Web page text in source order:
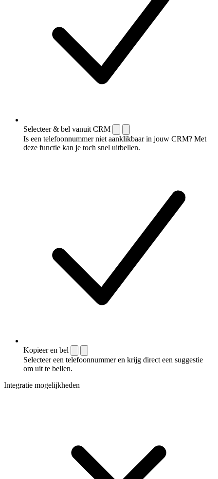
Selecteer & bel vanuit CRM
Is een telefoonnummer niet aanklikbaar in jouw CRM? Met
deze functie kan je toch snel uitbellen.
Kopieer en bel
Selecteer een telefoonnummer en krijg direct een suggestie
om uit te bellen.
Integratie mogelijkheden